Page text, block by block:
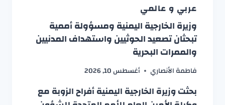
عربي و عالمي
وزيرة الخارجية اليمنية ومسؤولة أممية
تبحثان تصعيد الحوثيين واستهداف المدنيين
والممرات البحرية
فاطمة الأنصاري أغسطس 10, 2026
بحثت وزيرة الخارجية اليمنية أفراح الزوبة مع